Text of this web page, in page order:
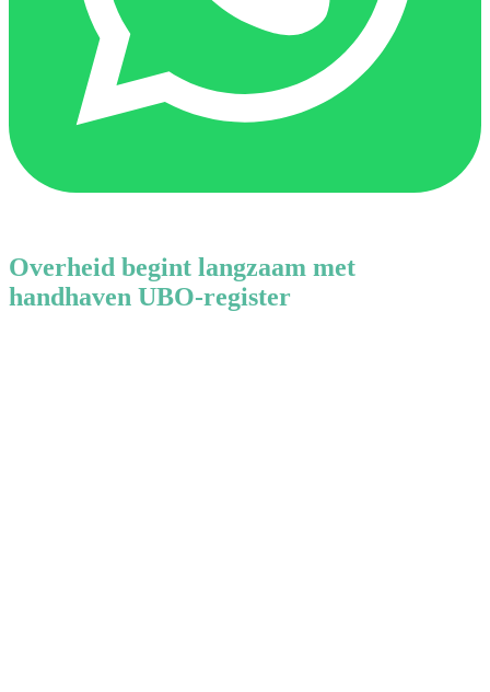
Overheid begint langzaam met
handhaven UBO-register